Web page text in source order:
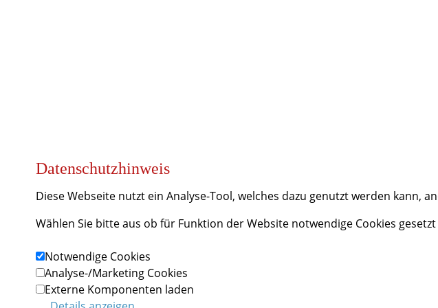
Datenschutzhinweis
Diese Webseite nutzt ein Analyse-Tool, welches dazu genutzt werden kann,
Wählen Sie bitte aus ob für Funktion der Website notwendige Cookies
Notwendige Cookies
Analyse-/Marketing Cookies
Externe Komponenten laden